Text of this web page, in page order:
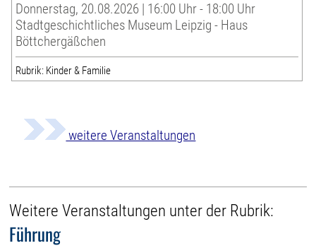
Donnerstag, 20.08.2026 | 16:00 Uhr - 18:00 Uhr
Stadtgeschichtliches Museum Leipzig - Haus
Böttchergäßchen
Rubrik: Kinder & Familie
weitere Veranstaltungen
Weitere Veranstaltungen unter der Rubrik:
Führung